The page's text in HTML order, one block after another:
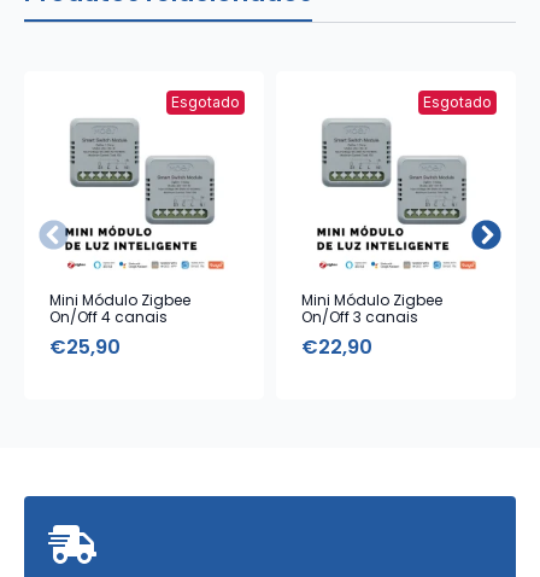
Esgotado
Mini Módulo Zigbee
On/Off 4 canais
€25,90
Esgotado
Mini Módulo Zigbee
On/Off 3 canais
€22,90